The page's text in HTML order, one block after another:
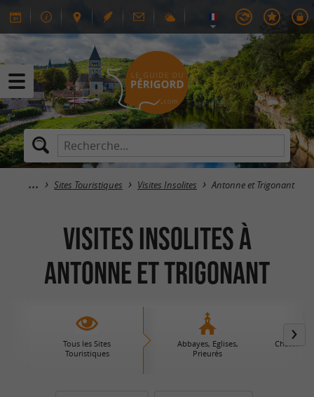
Sites Touristiques Visites Insolites Antonne et Trigonant
Visites Insolites à
Antonne et Trigonant
Tous les Sites
Touristiques
Abbayes, Eglises,
Prieurés
Châteaux